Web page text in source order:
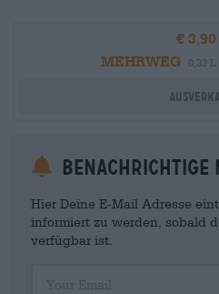
€ 3,90
MEHRWEG
0,33 L
Benachrichtige
Hier Deine E-Mail Adresse
informiert zu werden, sobald
verfügbar ist.